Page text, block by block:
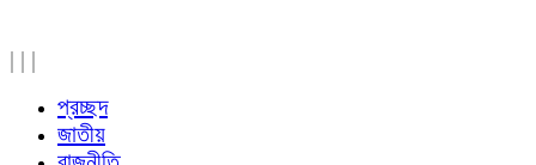
| | |
প্রচ্ছদ
জাতীয়